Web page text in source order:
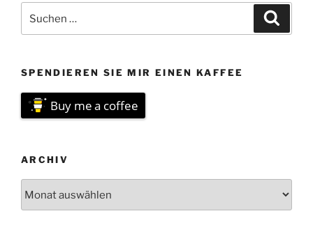
nach:
SPENDIEREN SIE MIR EINEN KAFFEE
Buy me a coffee
ARCHIV